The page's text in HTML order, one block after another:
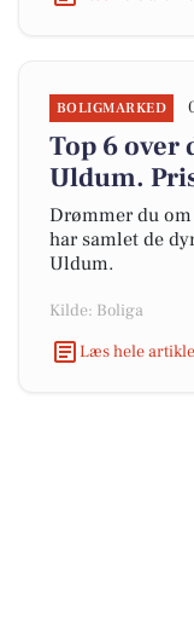
BOLIGMARKED
Top 6 over
Uldum.
Drømmer du
har samlet de
Uldum.
Kilde: Boliga
Læs hele